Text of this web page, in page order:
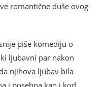
romantične duše ovog
piše komediju o
ljubavni par nakon
njihova ljubav bila
i posebna kao i kod